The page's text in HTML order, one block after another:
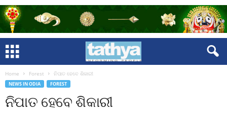
Home Forest ନିପାତ ହେବେ ଶିକାରୀ
NEWS IN ODIA FOREST
ନିପାତ ହେବେ ଶିକାରୀ